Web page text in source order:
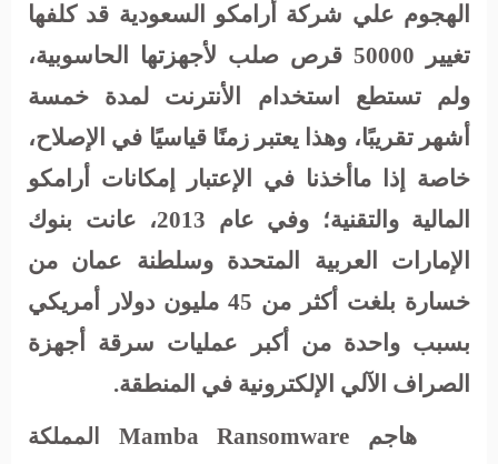
الهجوم علي شركة أرامكو السعودية قد كلفها
تغيير 50000 قرص صلب لأجهزتها الحاسوبية،
ولم تستطع استخدام الأنترنت لمدة خمسة
أشهر تقريبًا، وهذا يعتبر زمنًا قياسيًا في الإصلاح،
خاصة إذا ماأخذنا في الإعتبار إمكانات أرامكو
المالية والتقنية؛ وفي عام 2013، عانت بنوك
الإمارات العربية المتحدة وسلطنة عمان من
خسارة بلغت أكثر من 45 مليون دولار أمريكي
بسبب واحدة من أكبر عمليات سرقة أجهزة
الصراف الآلي الإلكترونية في المنطقة.
هاجم Mamba Ransomware
المملكة